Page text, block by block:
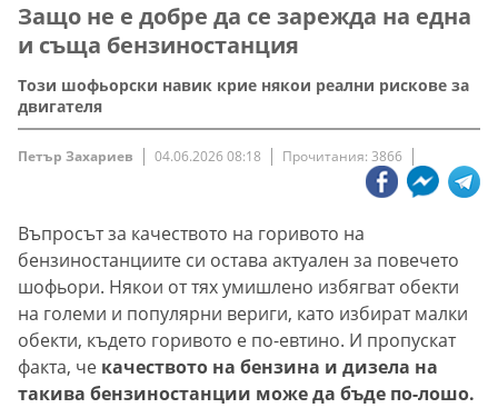
Защо не е добре да се зарежда на една
и съща бензиностанция
Този шофьорски навик крие някои реални рискове за
двигателя
Петър Захариев 04.06.2026 08:18 Прочитания: 3866
Въпросът за качеството на горивото на
бензиностанциите си остава актуален за повечето
шофьори. Някои от тях умишлено избягват обекти
на големи и популярни вериги, като избират малки
обекти, където горивото е по-евтино. И пропускат
факта, че качеството на бензина и дизела на
такива бензиностанции може да бъде по-лошо.